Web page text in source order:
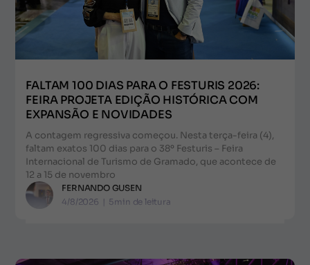
FALTAM 100 DIAS PARA O FESTURIS 2026:
FEIRA PROJETA EDIÇÃO HISTÓRICA COM
EXPANSÃO E NOVIDADES
A contagem regressiva começou. Nesta terça-feira (4),
faltam exatos 100 dias para o 38º Festuris – Feira
Internacional de Turismo de Gramado, que acontece de
12 a 15 de novembro
FERNANDO GUSEN
4/8/2026 | 5min de leitura